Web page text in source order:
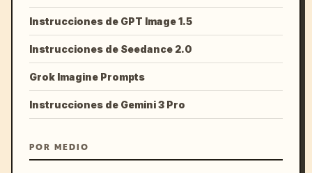
Instrucciones de GPT Image 1.5
Instrucciones de Seedance 2.0
Grok Imagine Prompts
Instrucciones de Gemini 3 Pro
POR MEDIO